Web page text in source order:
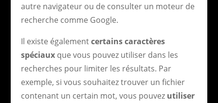
autre navigateur ou de consulter un moteur de
recherche comme Google.
Il existe égalementcertains caractères
spéciauxque vous pouvez utiliser dans les
recherches pour limiter les résultats. Par
exemple, si vous souhaitez trouver un fichier
contenant un certain mot, vous pouvezutiliser